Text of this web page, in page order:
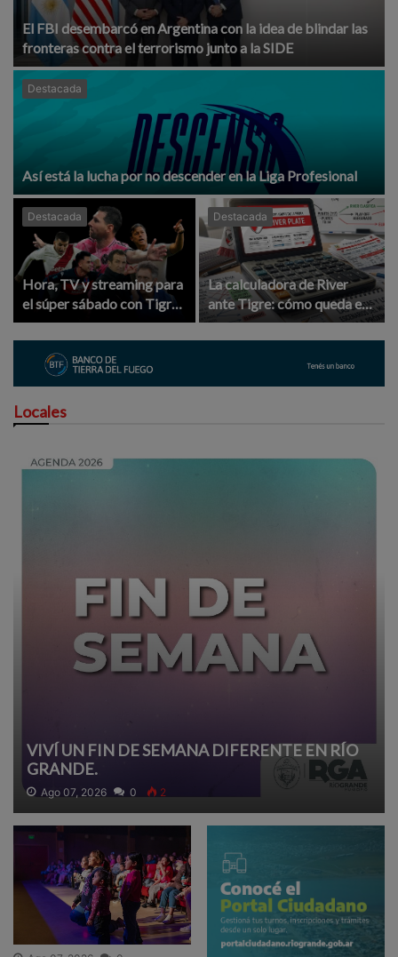
El FBI desembarcó en Argentina con la idea de blindar las
fronteras contra el terrorismo junto a la SIDE
Destacada
Así está la lucha por no descender en la Liga Profesional
Destacada
Hora, TV y streaming para
el súper sábado con Tigre -
River, Boca - Vélez y Messi
Destacada
La calculadora de River
ante Tigre: cómo queda en
la Tabla Anual si gana,
empata o pierde y por qué
ni con los tres puntos entra
Locales
VIVÍ UN FIN DE SEMANA DIFERENTE EN RÍO
GRANDE.
Ago 07, 2026 0 2